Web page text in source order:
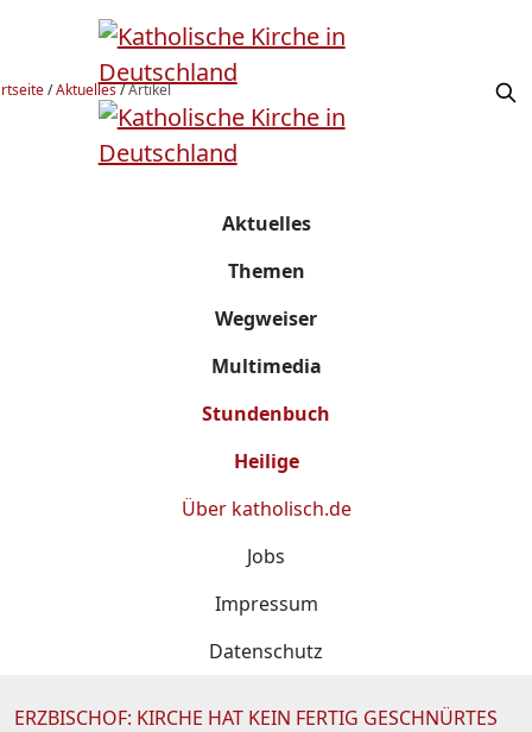
/Aktuelles/Artikel
Aktuelles
Themen
Wegweiser
Multimedia
Stundenbuch
Heilige
Über katholisch.de
Jobs
Impressum
Datenschutz
ERZBISCHOF: KIRCHE HAT KEIN FERTIG GESCHNÜRTES